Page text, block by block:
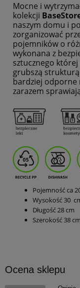
Mocne i
kolekcji
naszym domu i
zorganizować
pojemników o
wykonana z
sztucznego
grubszą
bardziej odporne
zarazem
Pojemność ca
Wysokość 30
Długość 28 cm
Szerokość 38 cm
Ocena sklepu